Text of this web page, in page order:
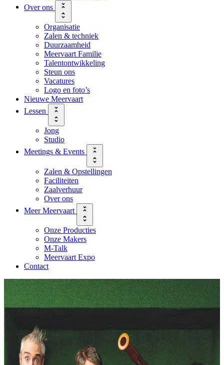
Over ons
Organisatie
Zalen & techniek
Duurzaamheid
Meervaart Familie
Talentontwikkeling
Steun ons
Vacatures
Logo en foto’s
Nieuwe Meervaart
Lessen
Jong
Studio
Meetings & Events
Zalen & Opstellingen
Faciliteiten
Zaalverhuur
Over ons
Meer Meervaart
Onze Producties
Onze Makers
M-Talk
Meervaart Expo
Contact